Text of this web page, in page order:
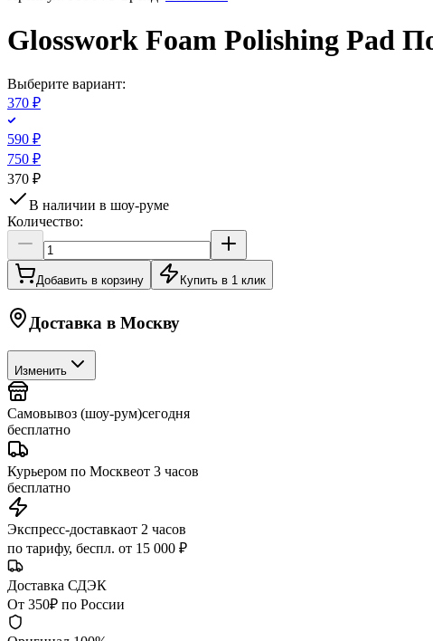
Glosswork Foam Polishing Pad
Выберите вариант:
370 ₽
590 ₽
750 ₽
370 ₽
В наличии в шоу-руме
Количество:
Добавить в корзину Купить в 1 клик
Доставка в Москву
Изменить
Самовывоз (шоу-рум)сегодня
бесплатно
Курьером по Москвеот 3 часов
бесплатно
Экспресс-доставкаот 2 часов
по тарифу, беспл. от 15 000 ₽
Доставка СДЭК
От 350₽ по России